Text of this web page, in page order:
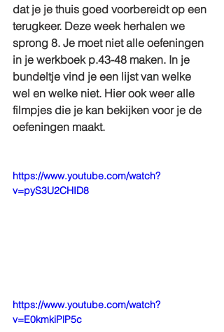
dat je je thuis goed voorbereidt op een
terugkeer. Deze week herhalen we
sprong 8. Je moet niet alle oefeningen
in je werkboek p.43-48 maken. In je
bundeltje vind je een lijst van welke
wel en welke niet. Hier ook weer alle
filmpjes die je kan bekijken voor je de
oefeningen maakt.
https://www.youtube.com/watch?
v=pyS3U2CHID8
https://www.youtube.com/watch?
v=E0kmkiPlP5c